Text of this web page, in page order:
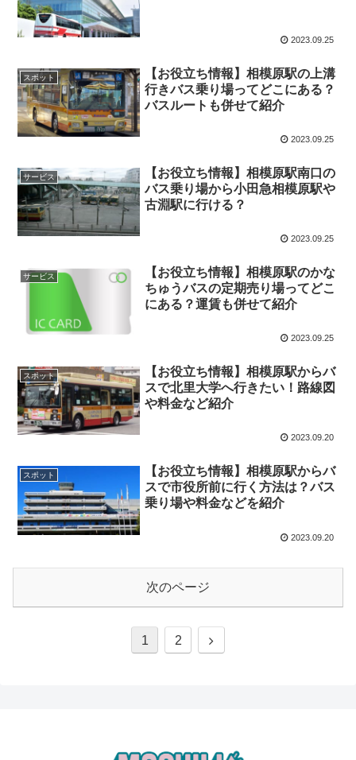
2023.09.25
スポット
【お役立ち情報】相模原駅の上溝
行きバス乗り場ってどこにある？
バスルートも併せて紹介
2023.09.25
サービス
【お役立ち情報】相模原駅南口の
バス乗り場から小田急相模原駅や
古淵駅に行ける？
2023.09.25
サービス
【お役立ち情報】相模原駅のかな
ちゅうバスの定期売り場ってどこ
にある？運賃も併せて紹介
2023.09.25
スポット
【お役立ち情報】相模原駅からバ
スで北里大学へ行きたい！路線図
や料金など紹介
2023.09.20
スポット
【お役立ち情報】相模原駅からバ
スで市役所前に行く方法は？バス
乗り場や料金などを紹介
2023.09.20
次のページ
1 2